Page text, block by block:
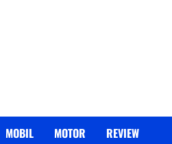
MOBIL MOTOR REVIEW